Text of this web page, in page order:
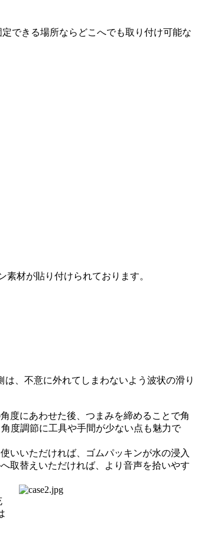
できる場所ならどこへでも取り付け可能な
材が貼り付けられております。
、不意に外れてしまわないよう波状の滑り
度にあわせた後、つまみを締めることで角
度調節に工具や手間が少ない点も魅力で
いいただければ、ゴムパッキンが水の浸入
取替えいただければ、より音声を拾いやす